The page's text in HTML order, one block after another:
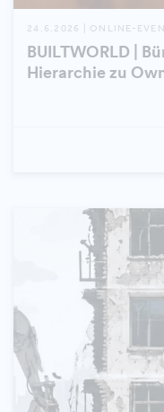
24.6.2026 | ONLINE-
BUILTWORLD |
Hierarchie zu